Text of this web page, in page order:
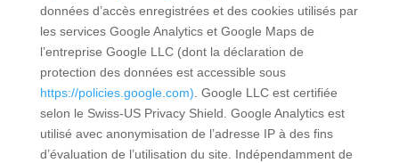
données d’accès enregistrées et des cookies utilisés par
les services Google Analytics et Google Maps de
l’entreprise Google LLC (dont la déclaration de
protection des données est accessible sous
https://policies.google.com) . Google LLC est certifiée
selon le Swiss-US Privacy Shield. Google Analytics est
utilisé avec anonymisation de l’adresse IP à des fins
d’évaluation de l’utilisation du site. Indépendamment de